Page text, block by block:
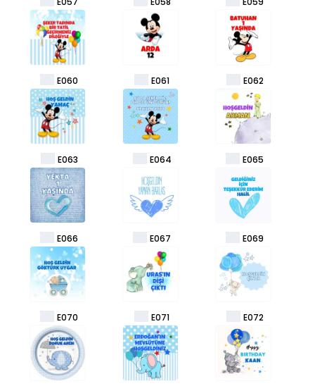
E060 E061 E062
E063 E064 E065
E066 E067 E069
E070 E071 E072